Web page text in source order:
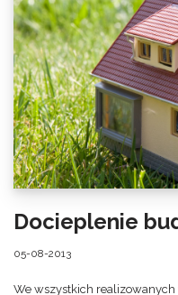
Docieplenie
05-08-2013
We wszystkich realizowanych